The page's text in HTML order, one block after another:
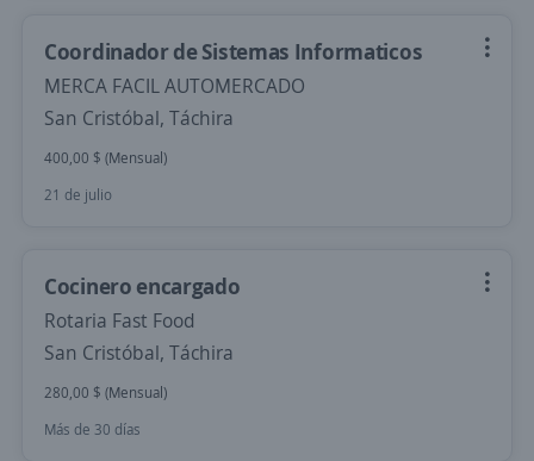
Coordinador de Sistemas Informaticos
MERCA FACIL AUTOMERCADO
San Cristóbal, Táchira
400,00 $ (Mensual)
21 de julio
Cocinero encargado
Rotaria Fast Food
San Cristóbal, Táchira
280,00 $ (Mensual)
Más de 30 días